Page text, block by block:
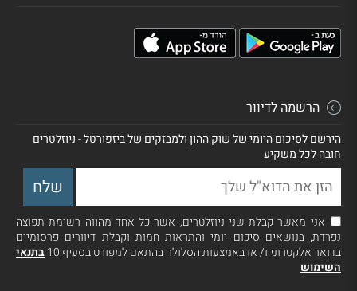
הרשמה לדיוור
הירשם לסיכום היומי של שוק ההון ולמבזקים של ביזפורטל - ניוזלטרים
חובה לכל משקיע
אני מאשר קבלת שני ניוזלטרים, אשר כל אחד מהווה רשימת תפוצה
נפרדת, בנושאים סיכום יומי והתראות חמות וקבלת דיוורים פרסומיים
בדואר אלקטרוני ו/ או באמצעות הסלולר בהתאם למפורט בסעיף 10
בתנאי
השימוש